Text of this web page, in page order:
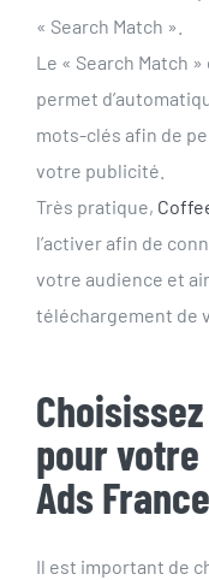
« Search Match ».
Le « Search Match
permet
mots-clés afin de
votre publicité.
Très pratique,
l’activer afin de
votre audience et
téléchargement de
pour votre
Ads France
Il est important de